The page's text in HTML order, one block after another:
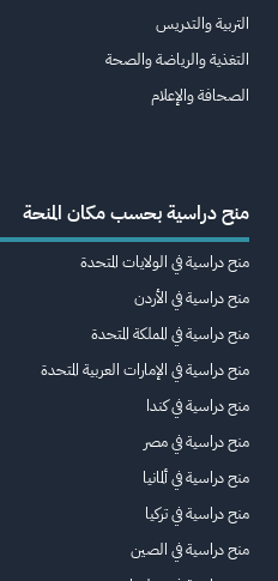
التربية والتدريس
التغذية والرياضة والصحة
الصحافة والإعلام
منح دراسية بحسب مكان المنحة
منح دراسية في الولايات المتحدة
منح دراسية في الأردن
منح دراسية في المملكة المتحدة
منح دراسية في الإمارات العربية المتحدة
منح دراسية في كندا
منح دراسية في مصر
منح دراسية في ألمانيا
منح دراسية في تركيا
منح دراسية في الصين